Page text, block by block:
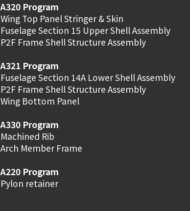
A320 Program
Wing Top Panel Stringer & Skin
Fuselage Section 15 Upper Shell Assembly
P2F Frame Shell Structure Assembly
A321 Program
Fuselage Section 14A Lower Shell Assembly
P2F Frame Shell Structure Assembly
Wing Bottom Panel
A330 Program
Machined Rib
Arch Member Frame
A220 Program
Pylon retainer